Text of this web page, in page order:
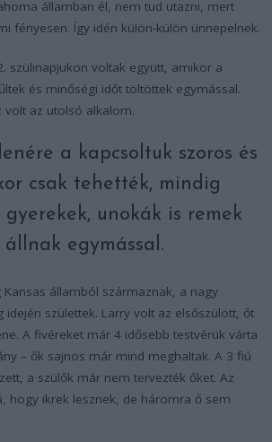
államban él, nem tud utazni, mert
fényesen. Így idén külön-külön ünnepelnek.
szülinapjukon voltak együtt, amikor a
és minőségi időt töltöttek egymással.
volt az utolsó alkalom.
a kapcsoltuk szoros és
csak tehették, mindig
unokák is remek
egymással.
államból származnak, a nagy
idején születtek. Larry volt az elsőszülött, őt
A fivéreket már 4 idősebb testvérük várta
– ők sajnos már mind meghaltak. A 3 fiú
a szülők már nem tervezték őket. Az
hogy ikrek lesznek, de háromra ő sem